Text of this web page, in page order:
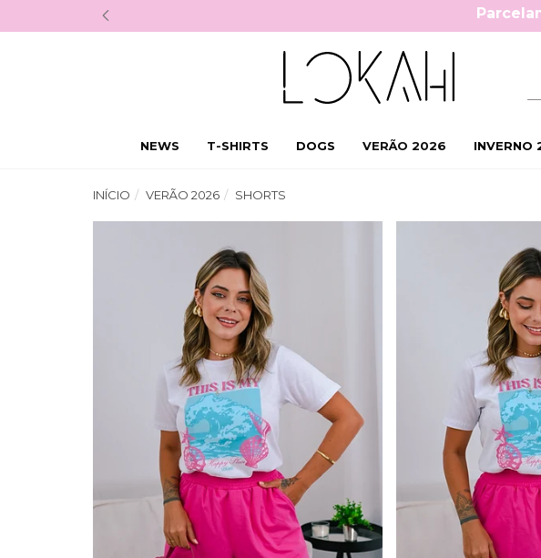
Cupom
NEWS T-SHIRTS DOGS VERÃO 2026 INVERNO
INÍCIO VERÃO 2026 SHORTS